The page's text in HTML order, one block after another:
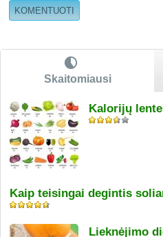
Skaitomiausi
Kalorijų
Kaip teisingai degintis
Lieknėjimo